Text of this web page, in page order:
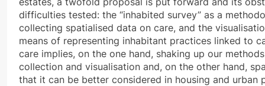
difficulties tested: the “inhabited survey” as a
collecting spatialised data on care, and the
means of representing inhabitant practices linked to
care implies, on the one hand, shaking up our
collection and visualisation and, on the other hand,
that it can be better considered in housing and urban